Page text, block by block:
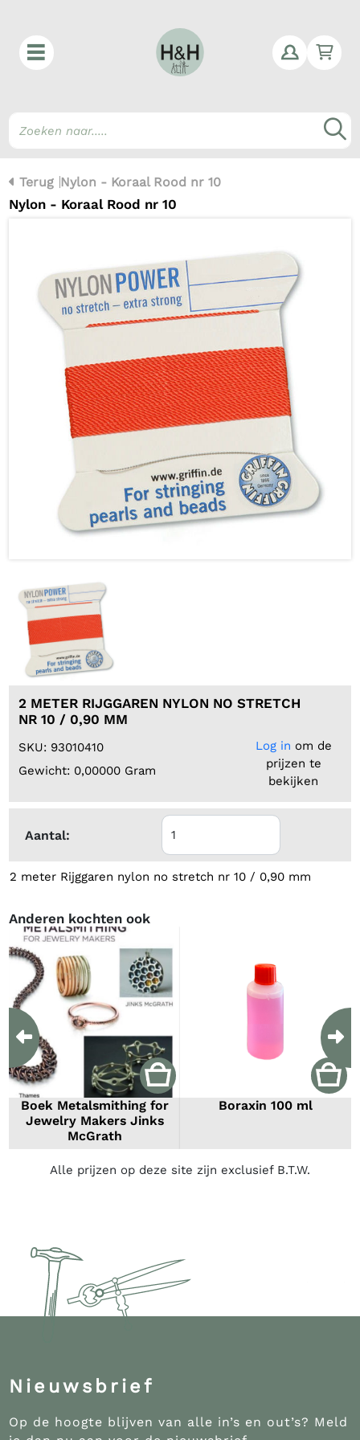
Terug Nylon - Koraal Rood nr 10
Nylon - Koraal Rood nr 10
2 METER RIJGGAREN NYLON NO STRETCH
NR 10 / 0,90 MM
SKU: 93010410
Gewicht: 0,00000 Gram
Log in om de
prijzen te
bekijken
Aantal:
2 meter Rijggaren nylon no stretch nr 10 / 0,90 mm
Anderen kochten ook
Boek Metalsmithing for
Jewelry Makers Jinks
McGrath
Boraxin 100 ml
Previous
Alle prijzen op deze site zijn exclusief B.T.W.
Nieuwsbrief
Op de hoogte blijven van alle in’s en out’s? Meld